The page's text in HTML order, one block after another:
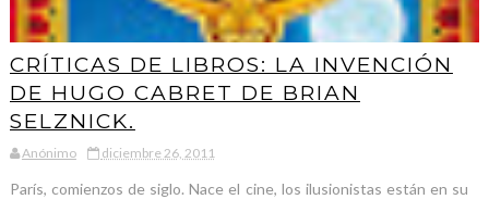
CRÍTICAS DE LIBROS: LA INVENCIÓN
DE HUGO CABRET DE BRIAN
SELZNICK.
Anónimo diciembre 26, 2011
París, comienzos de siglo. Nace el cine, los ilusionistas están en su